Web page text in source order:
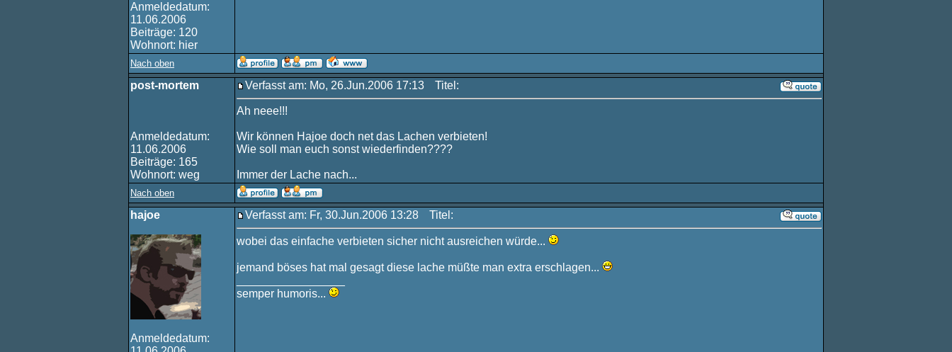
Anmeldedatum:
11.06.2006
Beiträge: 120
Wohnort: hier
Nach oben
post-mortem
Anmeldedatum:
11.06.2006
Beiträge: 165
Wohnort: weg
Verfasst am: Mo, 26.Jun.2006 17:13 Titel:
Ah neee!!!
Wir können Hajoe doch net das Lachen verbieten!
Wie soll man euch sonst wiederfinden????
Immer der Lache nach...
Nach oben
hajoe
Anmeldedatum:
Verfasst am: Fr, 30.Jun.2006 13:28 Titel:
wobei das einfache verbieten sicher nicht ausreichen würde...
jemand böses hat mal gesagt diese lache müßte man extra erschlagen...
semper humoris...